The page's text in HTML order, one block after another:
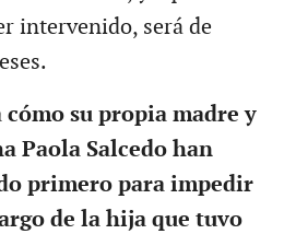
intervenido, será de
su propia madre y
Paola Salcedo han
primero para impedir
de la hija que tuvo